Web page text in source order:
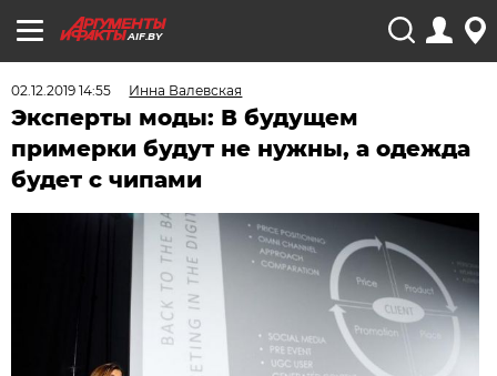
AIF.BY
02.12.2019 14:55 Инна Валевская
Эксперты моды: В будущем
примерки будут не нужны, а одежда
будет с чипами